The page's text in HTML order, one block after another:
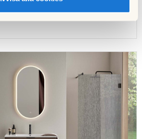
för att läsa mer och ta del av